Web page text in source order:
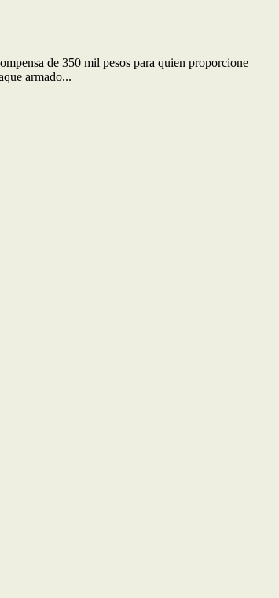
de 350 mil pesos para quien proporcione
armado...